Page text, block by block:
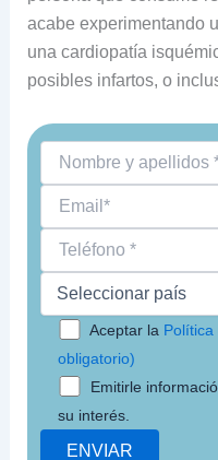
acabe experimentando
una cardiopatía
posibles infartos, o
Aceptar la Política
obligatorio)
Emitirle
su interés.